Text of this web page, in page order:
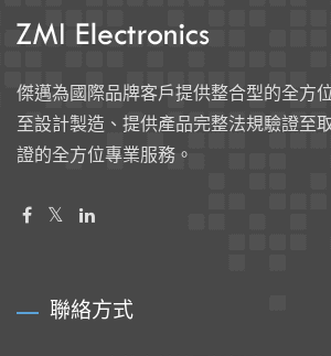
傑邁為國際品牌客戶提供整合型的全方
至設計製造、提供產品完整法規驗證至
證的全方位專業服務。
聯絡方式